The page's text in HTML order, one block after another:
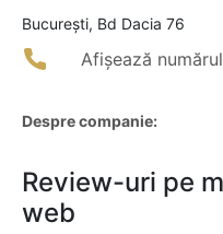
Bucureşti, Bd Dacia 76
Afișează
Despre companie:
Review-uri pe
web